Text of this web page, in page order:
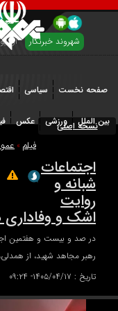
شهروند خبرنگار
شهروند
آرشیو
نخست سیاسی اقتصادی
ورزشی عکس فیلم اصلی
عمومی
و
و وفاداری در
صد و بیست و هفتمین اجتماع
مجاهد شهید، از همدلی،
۱۴۰۵/۰۴/۱۷- ۰۹:۲۴